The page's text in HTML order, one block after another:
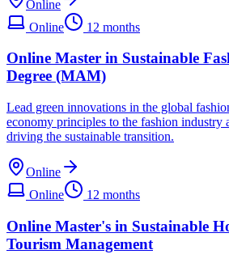
Online
Online
12 months
Online Master in Sustainable
Degree (MAM)
Lead green innovations in the global
economy principles to the fashion industry
driving the sustainable transition.
Online
Online
12 months
Online Master's in Sustainable
Tourism Management